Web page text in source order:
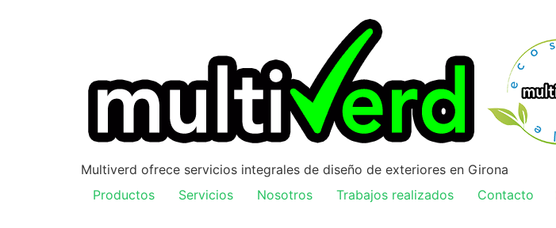
Multiverd ofrece servicios integrales de diseño de exteriores en Girona
Productos
Servicios Nosotros Trabajos realizados Contacto